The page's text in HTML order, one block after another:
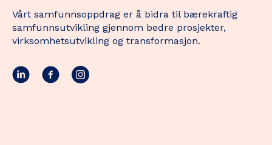
Vårt samfunnsoppdrag er å bidra til bærekraftig
samfunnsutvikling gjennom bedre prosjekter,
virksomhetsutvikling og transformasjon.